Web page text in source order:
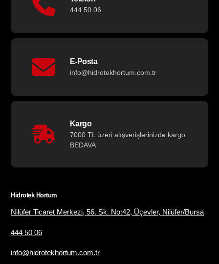
444 50 06
E-Posta
info@hidrotekhortum.com.tr
Kargo
7000 TL üzeri alışverişlerinizde kargo
BEDAVA
Hidrotek Hortum
Nilüfer Ticaret Merkezi, 56. Sk. No:42, Üçevler, Nilüfer/Bursa
444 50 06
info@hidrotekhortum.com.tr